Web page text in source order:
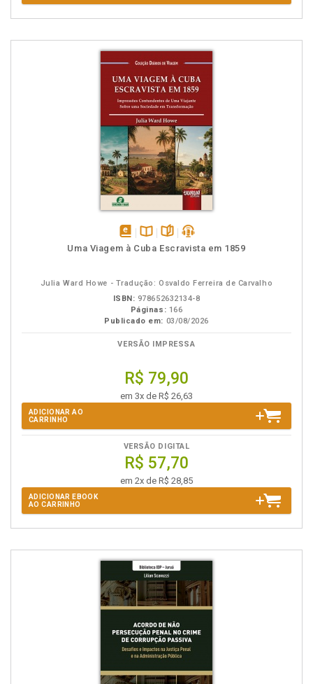
disponívelDisponível
páginaspodcast
Uma Viagem à Cuba Escravista em 1859
Julia Ward Howe - Tradução: Osvaldo Ferreira de Carvalho
ISBN: 978652632134-8
Páginas: 166
Publicado em: 03/08/2026
VERSÃO IMPRESSA
R$ 79,90
em 3x de R$ 26,63
ADICIONAR AO
CARRINHO
VERSÃO DIGITAL
R$ 57,70
em 2x de R$ 28,85
ADICIONAR EBOOK
AO CARRINHO